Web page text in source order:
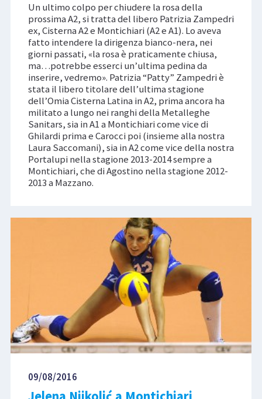
Un ultimo colpo per chiudere la rosa della
prossima A2, si tratta del libero Patrizia Zampedri
ex, Cisterna A2 e Montichiari (A2 e A1). Lo aveva
fatto intendere la dirigenza bianco-nera, nei
giorni passati, «la rosa è praticamente chiusa,
ma…potrebbe esserci un’ultima pedina da
inserire, vedremo». Patrizia “Patty” Zampedri è
stata il libero titolare dell’ultima stagione
dell’Omia Cisterna Latina in A2, prima ancora ha
militato a lungo nei ranghi della Metalleghe
Sanitars, sia in A1 a Montichiari come vice di
Ghilardi prima e Carocci poi (insieme alla nostra
Laura Saccomani), sia in A2 come vice della nostra
Portalupi nella stagione 2013-2014 sempre a
Montichiari, che di Agostino nella stagione 2012-
2013 a Mazzano.
09/08/2016